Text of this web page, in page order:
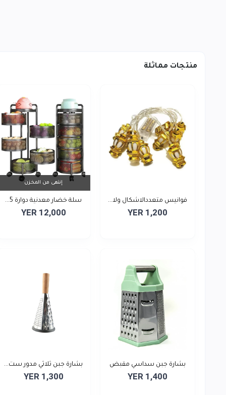
منتجات مماثلة
فوانيس متعددالاشكال ولا...
YER 1,200
إنتهى من المخزن
سلة خضار معدنية دوارة 5...
YER 12,000
بشارة جبن سداسي مقبض
ست...
YER 1,400
بشارة جبن ثلاثي مدور ست...
YER 1,300